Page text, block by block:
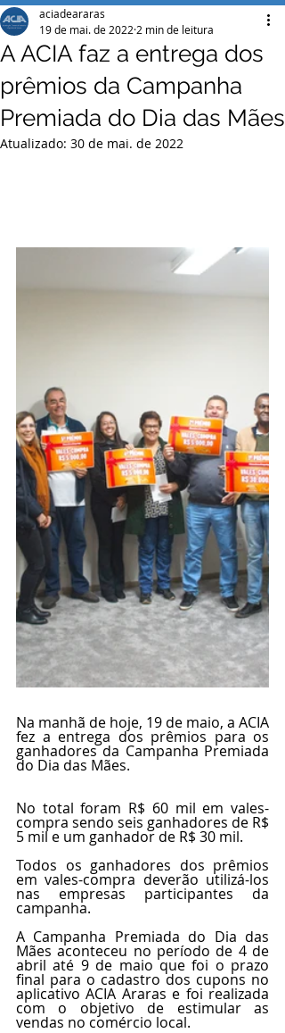
A ACIA faz a entrega dos
prêmios da Campanha
Premiada do Dia das Mães
aciadeararas
19 de mai. de 2022 2 min de leitura
Atualizado: 30 de mai. de 2022
Na manhã de hoje, 19 de maio, a ACIA
fez a entrega dos prêmios para os
ganhadores da Campanha Premiada
do Dia das Mães.
No total foram R$ 60 mil em vales-
compra sendo seis ganhadores de R$
5 mil e um ganhador de R$ 30 mil.
Todos os ganhadores dos prêmios
em vales-compra deverão utilizá-los
nas empresas participantes da
campanha.
A Campanha Premiada do Dia das
Mães aconteceu no período de 4 de
abril até 9 de maio que foi o prazo
final para o cadastro dos cupons no
aplicativo ACIA Araras e foi realizada
com o objetivo de estimular as
vendas no comércio local.